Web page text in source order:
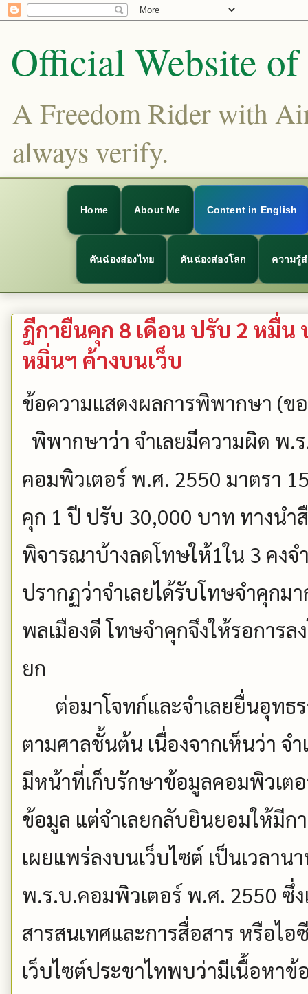
Official Website
A Freedom Rider with
always verify.
Home About Me Content in English
คันฉ่องส่องไทย คันฉ่องส่องโลก ความรู้
ฎีกายืนคุก 8 เดือน ปรับ 2 หมื่
หมิ่นฯ ค้างบนเว็บ
ข้อความแสดงผลการพิพากษา (ข
พิพากษาว่า จำเลยมีความผิด พ.
คอมพิวเตอร์ พ.ศ. 2550 มาตรา
คุก 1 ปี ปรับ 30,000 บาท ทางนำ
พิจารณาบ้างลดโทษให้1ใน 3 คง
ปรากฏว่าจำเลยได้รับโทษจำคุกม
พลเมืองดี โทษจำคุกจึงให้รอการ
ยก
ต่อมาโจทก์และจำเลยยื่นอุทธ
ตามศาลชั้นต้น เนื่องจากเห็นว่า จ
มีหน้าที่เก็บรักษาข้อมูลคอมพิวเต
ข้อมูล แต่จำเลยกลับยินยอมให้มีก
เผยแพร่ลงบนเว็บไซต์ เป็นเวลาน
พ.ร.บ.คอมพิวเตอร์ พ.ศ. 2550 ซึ่ง
สารสนเทศและการสื่อสาร หรือไ
เว็บไซต์ประชาไทพบว่ามีเนื้อหา